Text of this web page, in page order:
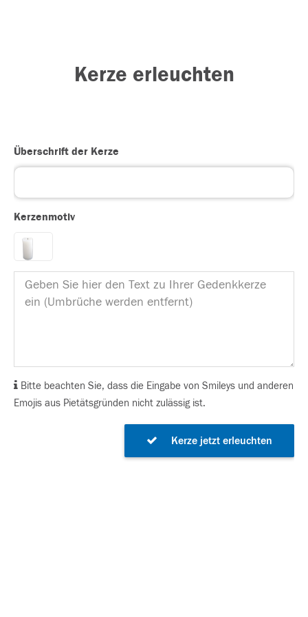
Kerze erleuchten
Überschrift der Kerze
Kerzenmotiv
Bitte beachten Sie, dass die Eingabe von Smileys und anderen
Emojis aus Pietätsgründen nicht zulässig ist.
Kerze jetzt erleuchten